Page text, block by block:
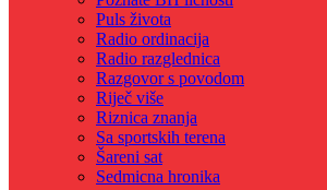
Puls života
Radio ordinacija
Radio razglednica
Razgovor s povodom
Riječ više
Riznica znanja
Sa sportskih terena
Šareni sat
Sedmicna hronika